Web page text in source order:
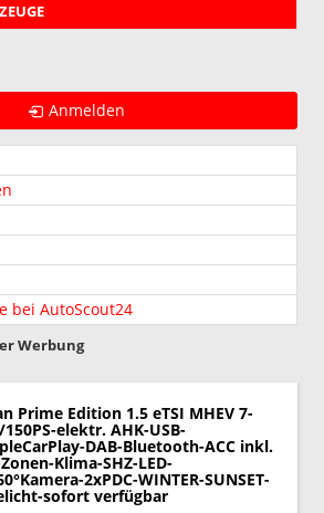
Anmelden
bei AutoScout24
Werbung
Prime Edition 1.5 eTSI MHEV 7-
elektr. AHK-USB-
DAB-Bluetooth-ACC inkl.
Klima-SHZ-LED-
2xPDC-WINTER-SUNSET-
sofort verfügbar